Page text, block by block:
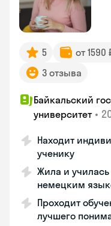
5 от 1590
3 отзыва
Байкальский
университет •
Находит
ученику
Жила и
немецким
Проходит
лучшего